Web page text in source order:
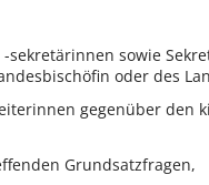
sowie
oder des
gegenüber den
Grundsatzfragen,